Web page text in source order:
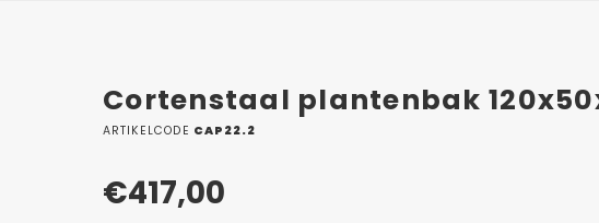
Cortenstaal plantenbak
ARTIKELCODE CAP22.2
€417,00